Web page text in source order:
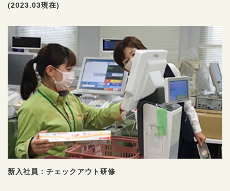
(2023.03現在)
新入社員：チェックアウト研修